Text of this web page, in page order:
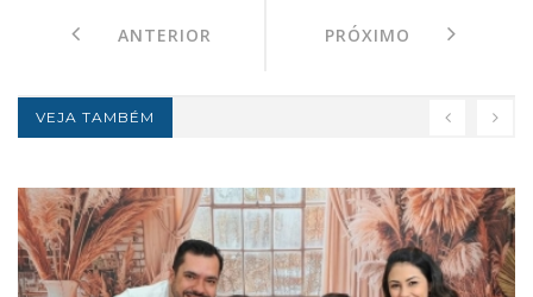
ANTERIOR PRÓXIMO
VEJA TAMBÉM